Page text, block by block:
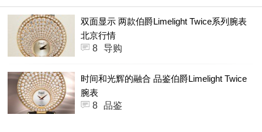
双面显示 两款伯爵Limelight Twice系列腕表
北京行情
8
导购
时间和光辉的融合 品鉴伯爵Limelight Twice
腕表
8
品鉴